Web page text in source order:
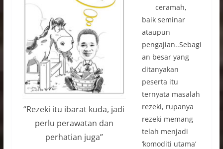
“Rezeki itu ibarat kuda, jadi
perlu perawatan dan
perhatian juga”
ceramah,
baik seminar
ataupun
pengajian..Sebagi
an besar yang
ditanyakan
peserta itu
ternyata masalah
rezeki, rupanya
rezeki memang
telah menjadi
‘komoditi utama’